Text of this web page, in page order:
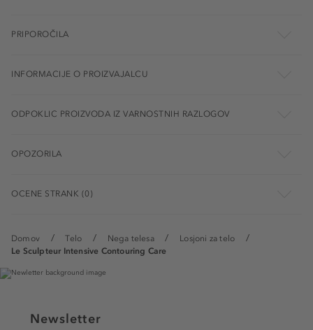
Domov Telo Nega telesa
Losjoni za telo
Le Sculpteur Intensive Contouring Care
PRIPOROČILA
INFORMACIJE O PROIZVAJALCU
ODPOKLIC PROIZVODA IZ VARNOSTNIH RAZLOGOV
OPOZORILA
OCENE STRANK (0)
Newsletter